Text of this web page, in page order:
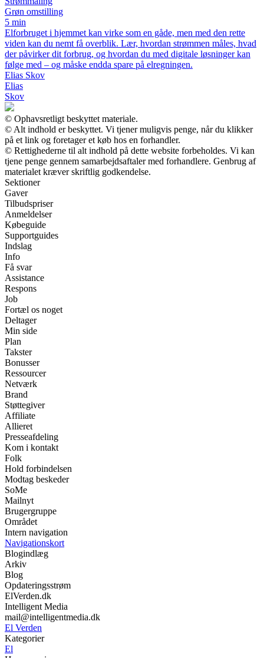
Grøn omstilling
5 min
Elforbruget i hjemmet kan virke som en gåde, men med den rette
viden kan du nemt få overblik. Lær, hvordan strømmen måles, hvad
der påvirker dit forbrug, og hvordan du med digitale løsninger kan
følge med – og måske endda spare på elregningen.
Elias Skov
Elias
Skov
© Ophavsretligt beskyttet materiale.
© Alt indhold er beskyttet. Vi tjener muligvis penge, når du klikker
på et link og foretager et køb hos en forhandler.
© Rettighederne til alt indhold på dette website forbeholdes. Vi kan
tjene penge gennem samarbejdsaftaler med forhandlere. Genbrug af
materialet kræver skriftlig godkendelse.
Sektioner
Gaver
Tilbudspriser
Anmeldelser
Købeguide
Supportguides
Indslag
Info
Få svar
Assistance
Respons
Job
Fortæl os noget
Deltager
Min side
Plan
Takster
Bonusser
Ressourcer
Netværk
Brand
Støttegiver
Affiliate
Allieret
Presseafdeling
Kom i kontakt
Folk
Hold forbindelsen
Modtag beskeder
SoMe
Mailnyt
Brugergruppe
Området
Intern navigation
Navigationskort
Blogindlæg
Arkiv
Blog
Opdateringsstrøm
ElVerden.dk
Intelligent Media
mail@intelligentmedia.dk
El Verden
Kategorier
El